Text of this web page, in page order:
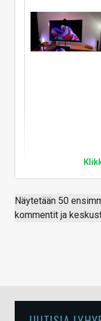
Vastaa
Näytetään 50
kommentit ja